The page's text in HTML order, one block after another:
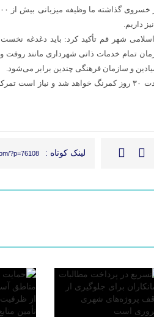
داریم.
شهر قم تأکید کرد: باید دغدغه
تمام خدمات ذاتی شهرداری مانند روفت
و سازمان فرهنگی چندین برابر می‌شود.
وی تصریح کرد: برنامه‌های جانبی شهر در مدت ۳۰ روز کمرنگ خواهد
لینک کوتاه : ?p=76108